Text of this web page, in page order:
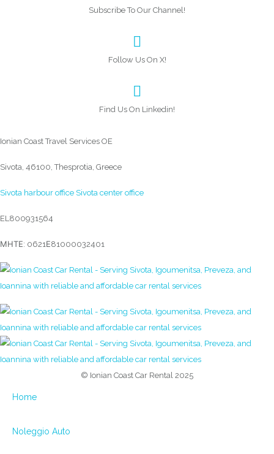
Subscribe To Our Channel!
Follow Us On X!
Find Us On Linkedin!
Ionian Coast Travel Services OE
Sivota, 46100, Thesprotia, Greece
Sivota harbour office Sivota center office
EL800931564
ΜΗΤΕ: 0621Ε81000032401
© Ionian Coast Car Rental 2025
Home
Noleggio Auto